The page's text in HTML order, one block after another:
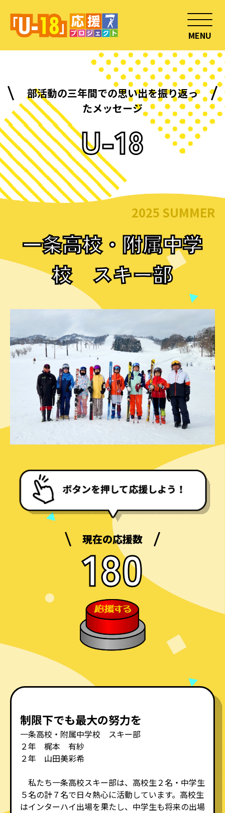
MENU
部活動の三年間での思い出を振り返っ
たメッセージ
U-18
2025 SUMMER
一条高校・附属中学
校 スキー部
現在の応援数
180
制限下でも最大の努力を
一条高校・附属中学校 スキー部
２年 梶本 有紗
２年 山田美彩希
私たち一条高校スキー部は、高校生２名・中学生
５名の計７名で日々熱心に活動しています。高校生
はインターハイ出場を果たし、中学生も将来の出場